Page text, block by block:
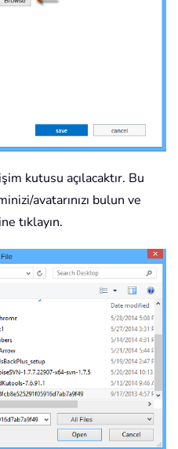
kutusu açılacaktır. Bu
avatarınızı bulun ve
tıklayın.